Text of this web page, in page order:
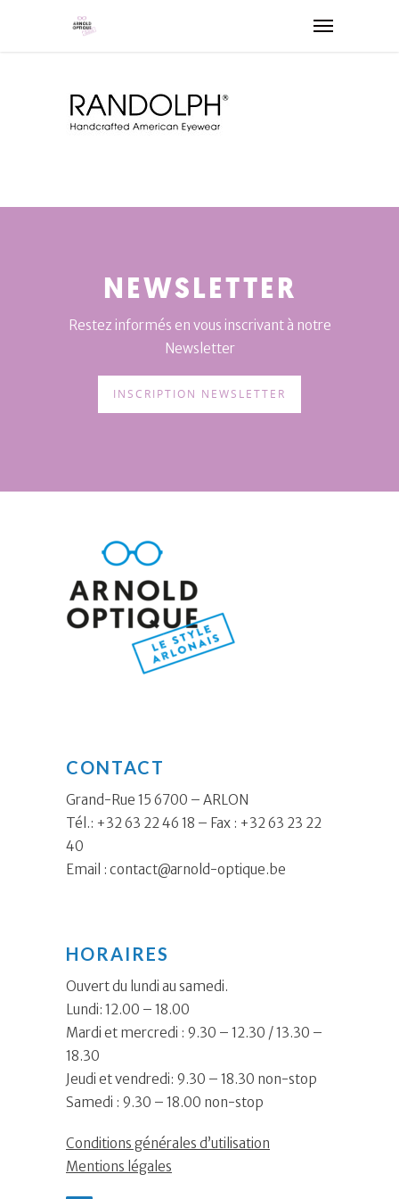
NEWSLETTER
Restez informés en vous inscrivant à notre
Newsletter
INSCRIPTION NEWSLETTER
CONTACT
Grand-Rue 15 6700 – ARLON
Tél.: +32 63 22 46 18 – Fax : +32 63 23 22
40
Email : contact@arnold-optique.be
HORAIRES
Ouvert du lundi au samedi.
Lundi: 12.00 – 18.00
Mardi et mercredi : 9.30 – 12.30 / 13.30 –
18.30
Jeudi et vendredi: 9.30 – 18.30 non-stop
Samedi : 9.30 – 18.00 non-stop
Conditions générales d’utilisation
Mentions légales